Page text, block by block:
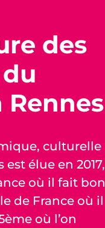
des
culturelle
élue en 2017,
où il fait bon
de France où il
où l’on